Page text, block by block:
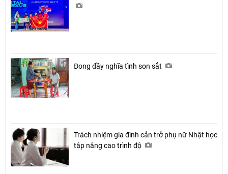
Đong đầy nghĩa tình son sắt
Trách nhiệm gia đình cản trở phụ nữ Nhật học
tập nâng cao trình độ